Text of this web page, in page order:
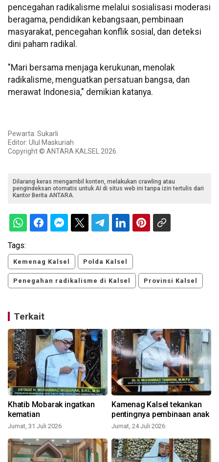
pencegahan radikalisme melalui sosialisasi moderasi
beragama, pendidikan kebangsaan, pembinaan
masyarakat, pencegahan konflik sosial, dan deteksi
dini paham radikal.
"Mari bersama menjaga kerukunan, menolak
radikalisme, menguatkan persatuan bangsa, dan
merawat Indonesia," demikian katanya.
Pewarta: Sukarli
Editor: Ulul Maskuriah
Copyright © ANTARA KALSEL 2026
Dilarang keras mengambil konten, melakukan crawling atau
pengindeksan otomatis untuk AI di situs web ini tanpa izin tertulis dari
Kantor Berita ANTARA.
Tags:
Kemenag Kalsel Polda Kalsel
Penegahan radikalisme di Kalsel Provinsi Kalsel
Terkait
Khatib Mobarak ingatkan
kematian
Jumat, 31 Juli 2026
Kamenag Kalsel tekankan
pentingnya pembinaan anak
Jumat, 24 Juli 2026